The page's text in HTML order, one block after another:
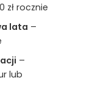
zł rocznie
lata –
–
lub